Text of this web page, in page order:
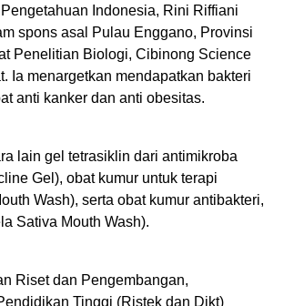
Indonesia, Rini Riffiani
spons asal Pulau Enggano, Provinsi
Penelitian Biologi, Cibinong Science
Ia menargetkan mendapatkan bakteri
anti kanker dan anti obesitas.
lain gel tetrasiklin dari antimikroba
Gel), obat kumur untuk terapi
Wash), serta obat kumur antibakteri,
Sativa Mouth Wash).
Riset dan Pengembangan,
Tinggi (Ristek dan Dikt)